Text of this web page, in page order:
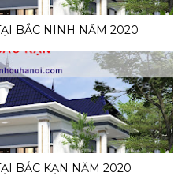
BẮC NINH NĂM 2020
BẮC KẠN NĂM 2020